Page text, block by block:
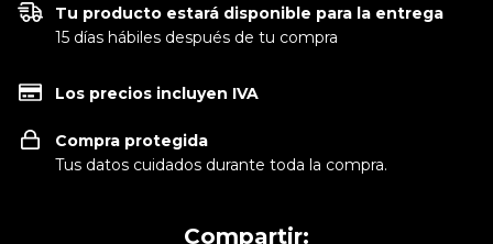
Tu producto estará disponible para la entrega
15 días hábiles después de tu compra
Los precios incluyen IVA
Compra protegida
Tus datos cuidados durante toda la compra.
Compartir: